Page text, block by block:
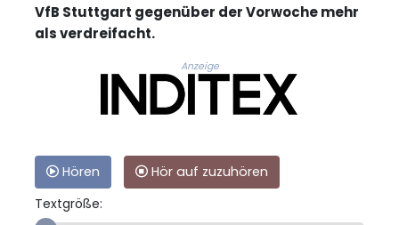
VfB Stuttgart gegenüber der Vorwoche mehr
als verdreifacht.
Anzeige
Hören
Hör auf zuzuhören
Textgröße: